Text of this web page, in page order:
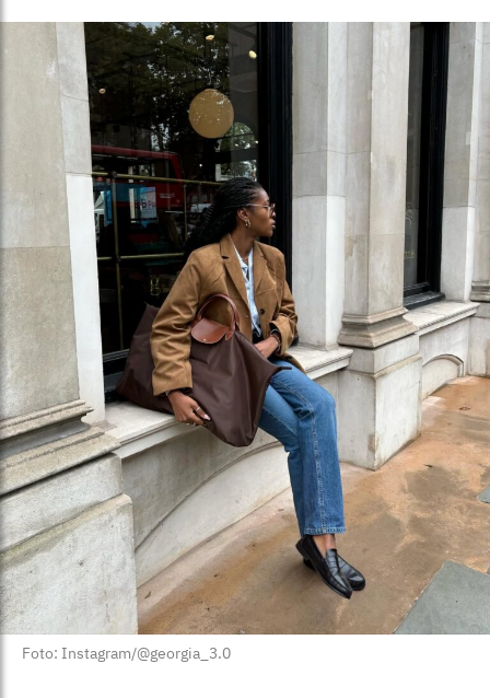
Foto: Instagram/@georgia_3.0